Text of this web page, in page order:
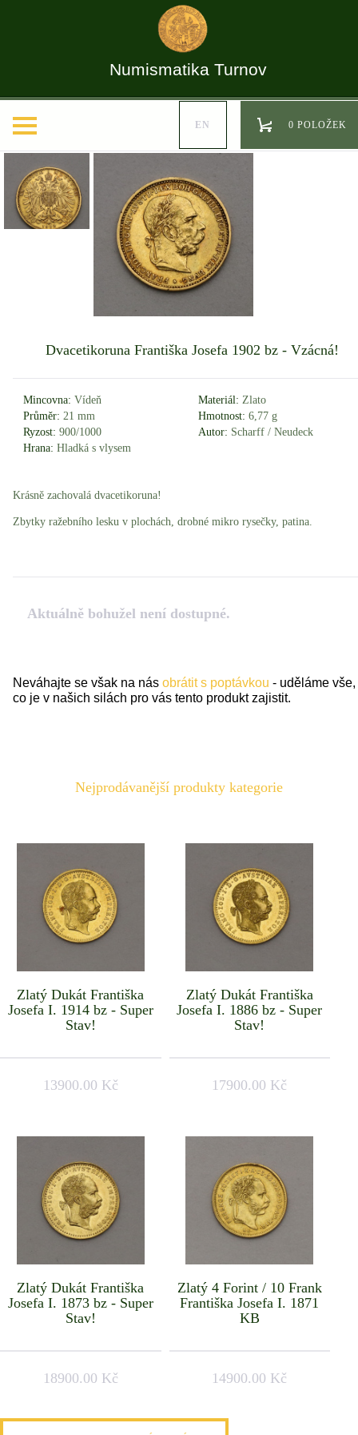
Numismatika Turnov
EN 0 POLOŽEK
Dvacetikoruna Františka Josefa 1902 bz - Vzácná!
Mincovna: Vídeň Materiál: Zlato
Průměr: 21 mm Hmotnost: 6,77 g
Ryzost: 900/1000 Autor: Scharff / Neudeck
Hrana: Hladká s vlysem
Krásně zachovalá dvacetikoruna!
Zbytky ražebního lesku v plochách, drobné mikro rysečky, patina.
Aktuálně bohužel není dostupné.
Neváhajte se však na nás obrátit s poptávkou - uděláme vše,
co je v našich silách pro vás tento produkt zajistit.
Nejprodávanější produkty kategorie
Zlatý Dukát Františka
Josefa I. 1914 bz - Super
Stav!
13900.00 Kč
Zlatý Dukát Františka
Josefa I. 1886 bz - Super
Stav!
17900.00 Kč
Zlatý Dukát Františka
Josefa I. 1873 bz - Super
Stav!
18900.00 Kč
Zlatý 4 Forint / 10 Frank
Františka Josefa I. 1871
KB
14900.00 Kč